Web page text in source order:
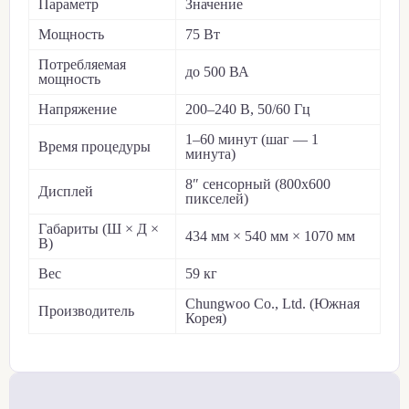
Параметр
Значение
Мощность
75 Вт
Потребляемая
мощность
до 500 ВА
Напряжение 200–240 В, 50/60 Гц
Время процедуры
1–60 минут (шаг — 1
минута)
Дисплей
8″ сенсорный (800x600
пикселей)
Габариты (Ш × Д ×
В)
434 мм × 540 мм × 1070 мм
Вес 59 кг
Производитель
Chungwoo Co., Ltd. (Южная
Корея)